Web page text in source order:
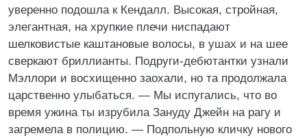
уверенно подошла к Кендалл. Высокая, стройная,
элегантная, на хрупкие плечи ниспадают
шелковистые каштановые волосы, в ушах и на шее
сверкают бриллианты. Подруги-дебютантки узнали
Мэллори и восхищенно заохали, но та продолжала
царственно улыбаться. — Мы испугались, что во
время ужина ты изрубила Зануду Джейн на рагу и
загремела в полицию. — Подпольную кличку нового